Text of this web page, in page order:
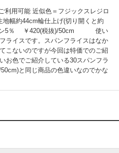
利用可能 近似色＝フジックスレジロ
幅約44cm輪仕上げ(切り開くと約
5％ ￥420(税抜)/50cm 使い
ライスです。スパンフライスはなか
こないのですが今回は特価でのご紹
色でご紹介している30スパンフラ
と同じ商品の色違いなのでかな